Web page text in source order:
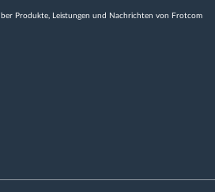
Produkte, Leistungen und Nachrichten von Frotcom